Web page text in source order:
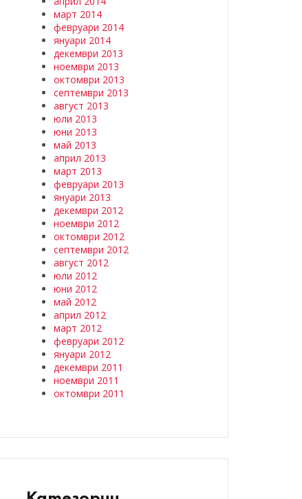
март 2014
февруари 2014
януари 2014
декември 2013
ноември 2013
октомври 2013
септември 2013
август 2013
юли 2013
юни 2013
май 2013
април 2013
март 2013
февруари 2013
януари 2013
декември 2012
ноември 2012
октомври 2012
септември 2012
август 2012
юли 2012
юни 2012
май 2012
април 2012
март 2012
февруари 2012
януари 2012
декември 2011
ноември 2011
октомври 2011